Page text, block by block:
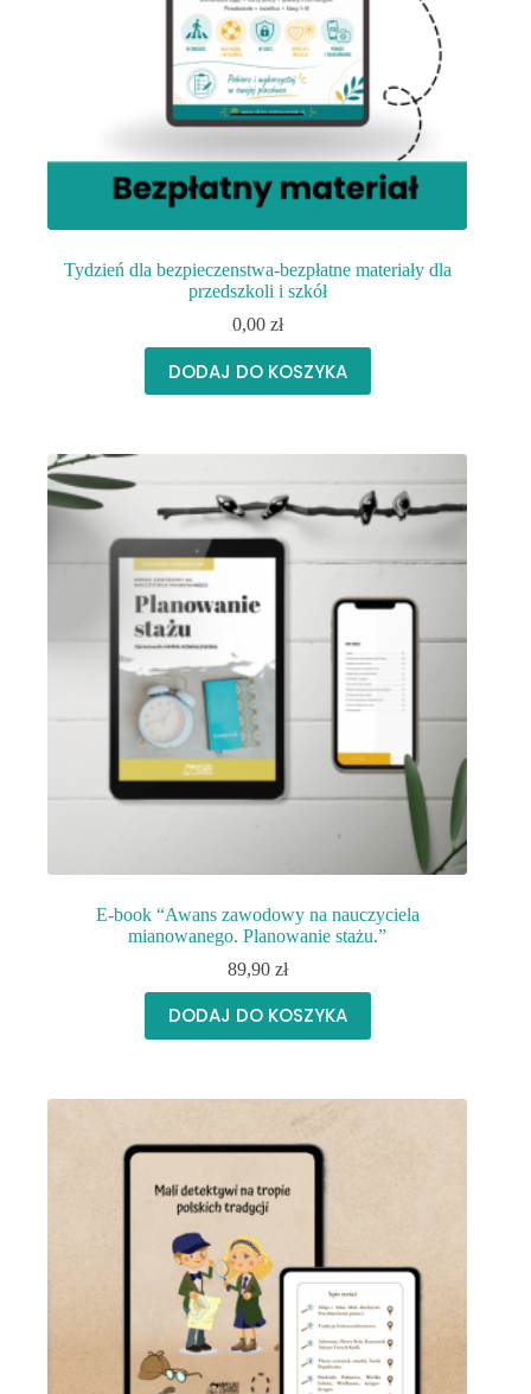
Tydzień dla bezpieczenstwa-bezpłatne materiały dla
przedszkoli i szkół
0,00 zł
DODAJ DO KOSZYKA
E-book “Awans zawodowy na nauczyciela
mianowanego. Planowanie stażu.”
89,90 zł
DODAJ DO KOSZYKA